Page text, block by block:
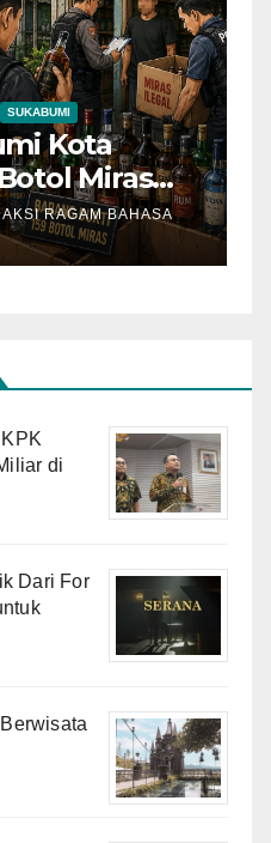
SUKABUMI
Kota
Miras
Lokasi dalam
RAGAM BAHASA
di
Dari For